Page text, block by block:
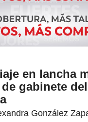
en lancha
gabinete
González